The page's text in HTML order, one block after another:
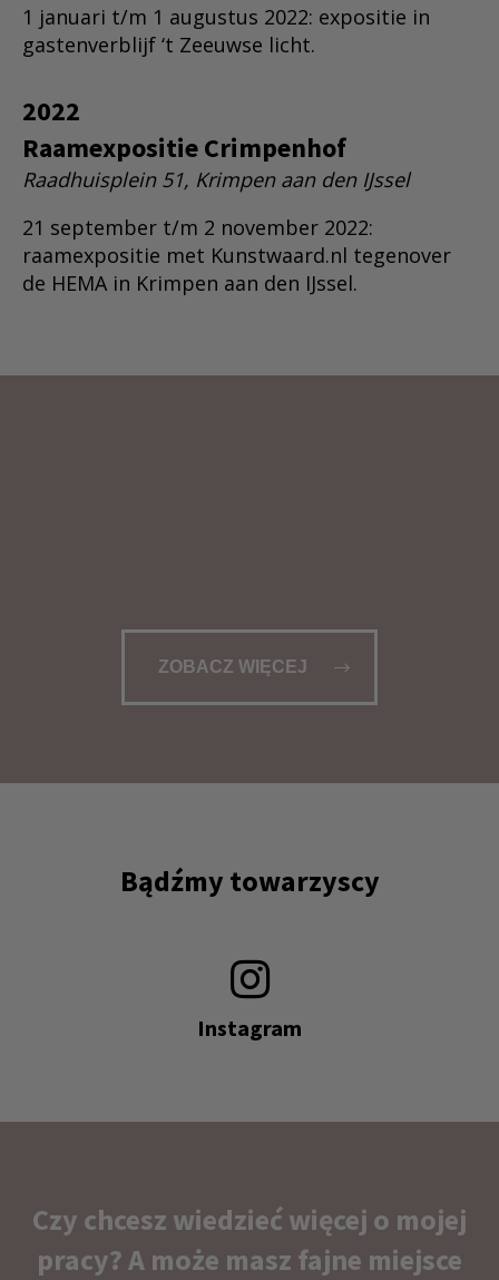
1 januari t/m 1 augustus 2022: expositie in
gastenverblijf ‘t Zeeuwse licht.
2022
Raamexpositie Crimpenhof
Raadhuisplein 51, Krimpen aan den IJssel
21 september t/m 2 november 2022:
raamexpositie met Kunstwaard.nl tegenover
de HEMA in Krimpen aan den IJssel.
ZOBACZ WIĘCEJ
Bądźmy towarzyscy
Instagram
Czy chcesz wiedzieć więcej o mojej
pracy? A może masz fajne miejsce